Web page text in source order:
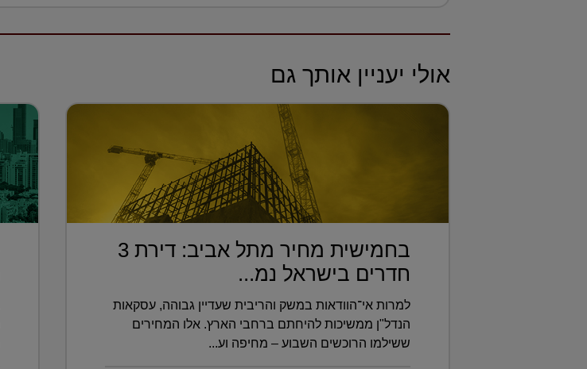
אולי יעניין אותך גם
בחמישית מחיר מתל אביב: דירת 3
חדרים בישראל נמ...
למרות אי־הוודאות במשק והריבית שעדיין גבוהה, עסקאות
הנדל"ן ממשיכות להיחתם ברחבי הארץ. אלו המחירים
ששילמו הרוכשים השבוע – מחיפה וע...